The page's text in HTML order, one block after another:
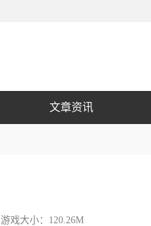
文章资讯
游戏大小：120.26M